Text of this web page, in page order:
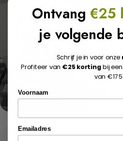
★
★
Ontvang €25
je volgende
Schrijf je in voor onze
Profiteer van €25 kortingbij
van €175
Voornaam
Emailadres